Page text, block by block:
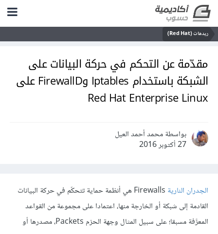
ريدهات (Red Hat)
مقدّمة عن التحكم في حركة البيانات على
الشبكة باستخدام Iptables وFirewallD على
Red Hat Enterprise Linux
بواسطة محمد أحمد العيل
27 أكتوبر 2016
الجدران النارية
Firewalls هي أنظمة حماية تتحكّم في حركة البيانات
القادمة إلى شبكة أو الخارجة منها، اعتمادا على مجموعة من القواعد
المعرَّفة مسبقا؛ على سبيل المثال وجهة الحزم Packets، مصدرها أو